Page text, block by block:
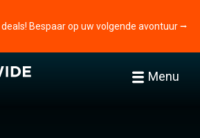
Bespaar op uw volgende avontuur ⭢
Menu